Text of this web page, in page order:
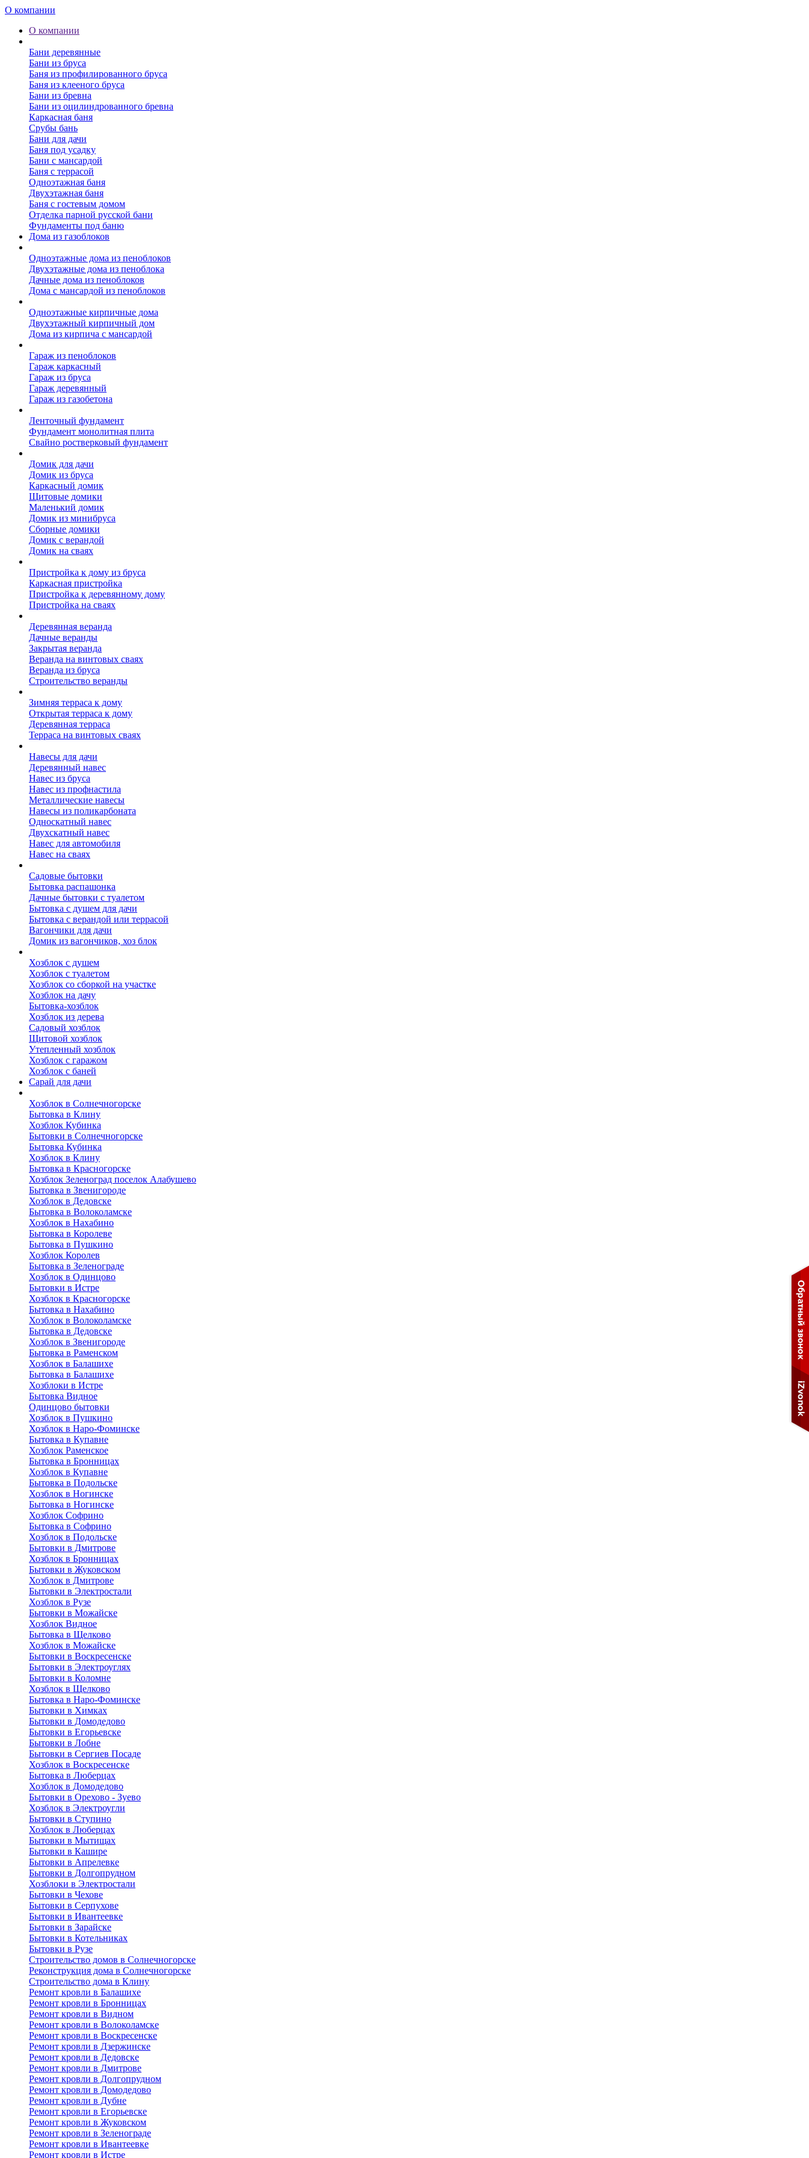
О компании
О компании
Бани деревянные
Бани из бруса
Баня из профилированного бруса
Баня из клееного бруса
Бани из бревна
Бани из оцилиндрованного бревна
Каркасная баня
Срубы бань
Бани для дачи
Баня под усадку
Бани с мансардой
Баня с террасой
Одноэтажная баня
Двухэтажная баня
Баня с гостевым домом
Отделка парной русской бани
Фундаменты под баню
Дома из газоблоков
Одноэтажные дома из пеноблоков
Двухэтажные дома из пеноблока
Дачные дома из пеноблоков
Дома с мансардой из пеноблоков
Одноэтажные кирпичные дома
Двухэтажный кирпичный дом
Дома из кирпича с мансардой
Гараж из пеноблоков
Гараж каркасный
Гараж из бруса
Гараж деревянный
Гараж из газобетона
Ленточный фундамент
Фундамент монолитная плита
Свайно ростверковый фундамент
Домик для дачи
Домик из бруса
Каркасный домик
Щитовые домики
Маленький домик
Домик из минибруса
Сборные домики
Домик с верандой
Домик на сваях
Пристройка к дому из бруса
Каркасная пристройка
Пристройка к деревянному дому
Пристройка на сваях
Деревянная веранда
Дачные веранды
Закрытая веранда
Веранда на винтовых сваях
Веранда из бруса
Строительство веранды
Зимняя терраса к дому
Открытая терраса к дому
Деревянная терраса
Терраса на винтовых сваях
Навесы для дачи
Деревянный навес
Навес из бруса
Навес из профнастила
Металлические навесы
Навесы из поликарбоната
Односкатный навес
Двухскатный навес
Навес для автомобиля
Навес на сваях
Садовые бытовки
Бытовка распашонка
Дачные бытовки с туалетом
Бытовка с душем для дачи
Бытовка с верандой или террасой
Вагончики для дачи
Домик из вагончиков, хоз блок
Хозблок с душем
Хозблок с туалетом
Хозблок со сборкой на участке
Хозблок на дачу
Бытовка-хозблок
Хозблок из дерева
Садовый хозблок
Щитовой хозблок
Утепленный хозблок
Хозблок с гаражом
Хозблок с баней
Сарай для дачи
Хозблок в Солнечногорске
Бытовка в Клину
Хозблок Кубинка
Бытовки в Солнечногорске
Бытовка Кубинка
Хозблок в Клину
Бытовка в Красногорске
Хозблок Зеленоград поселок Алабушево
Бытовка в Звенигороде
Хозблок в Дедовске
Бытовка в Волоколамске
Хозблок в Нахабино
Бытовка в Королеве
Бытовкa в Пушкино
Хозблок Королев
Бытовка в Зеленограде
Хозблок в Одинцово
Бытовки в Истре
Хозблок в Красногорске
Бытовка в Нахабино
Хозблок в Волоколамске
Бытовкa в Дедовске
Хозблок в Звенигороде
Бытовка в Раменском
Хозблок в Балашихе
Бытовкa в Балашихе
Хозблоки в Истре
Бытовка Видное
Одинцово бытовки
Хозблок в Пушкино
Хозблок в Наро-Фоминске
Бытовка в Купавне
Хозблок Раменское
Бытовка в Бронницах
Хозблок в Купавне
Бытовка в Подольске
Хозблок в Ногинске
Бытовка в Ногинске
Хозблок Софрино
Бытовка в Софрино
Хозблок в Подольске
Бытовки в Дмитрове
Хозблок в Бронницах
Бытовки в Жуковском
Хозблок в Дмитрове
Бытовки в Электростали
Хозблок в Рузе
Бытовки в Можайске
Хозблок Видное
Бытовкa в Щелково
Хозблок в Можайске
Бытовки в Воскресенске
Бытовки в Электроуглях
Бытовки в Коломне
Хозблок в Щелково
Бытовка в Наро-Фоминске
Бытовки в Химках
Бытовки в Домодедово
Бытовки в Егорьевске
Бытовки в Лобне
Бытовки в Сергиев Посаде
Хозблок в Воскресенске
Бытовка в Люберцах
Хозблок в Домодедово
Бытовки в Орехово - Зуево
Хозблок в Электроугли
Бытовки в Ступино
Хозблок в Люберцах
Бытовки в Мытищах
Бытовки в Кашире
Бытовки в Апрелевке
Бытовки в Долгопрудном
Хозблоки в Электростали
Бытовки в Чехове
Бытовки в Серпухове
Бытовки в Ивантеевке
Бытовки в Зарайске
Бытовки в Котельниках
Бытовки в Рузе
Строительство домов в Солнечногорске
Реконструкция дома в Солнечногорске
Строительство дома в Клину
Ремонт кровли в Балашихе
Ремонт кровли в Бронницах
Ремонт кровли в Видном
Ремонт кровли в Волоколамске
Ремонт кровли в Воскресенске
Ремонт кровли в Дзержинске
Ремонт кровли в Дедовске
Ремонт кровли в Дмитрове
Ремонт кровли в Долгопрудном
Ремонт кровли в Домодедово
Ремонт кровли в Дубне
Ремонт кровли в Егорьевске
Ремонт кровли в Жуковском
Ремонт кровли в Зеленограде
Ремонт кровли в Ивантеевке
Ремонт кровли в Истре